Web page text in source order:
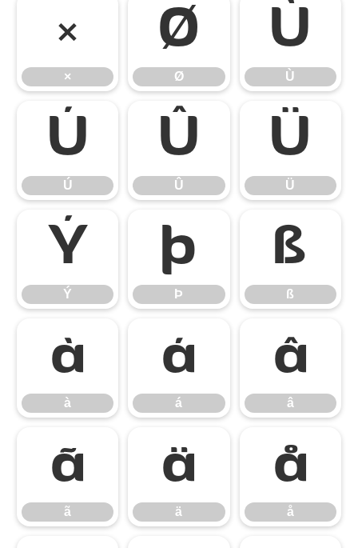
×
×
Ø
Ø
Ù
Ù
Ú
Ú
Û
Û
Ü
Ü
Ý
Ý
Þ
Þ
ß
ß
à
à
á
á
â
â
ã
ã
ä
ä
å
å